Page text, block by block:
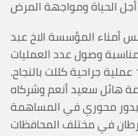
أمناء المؤسسة الاخ عبد
وصول عدد العمليات
الجراحية التي أجرتها بنجاح إلى 1000 عملية جراحية كللت بالنجاح.
هائل سعيد أنعم وشركاه
محوري في المساهمة